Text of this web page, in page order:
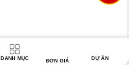
DANH MỤC ĐƠN GIÁ DỰ ÁN